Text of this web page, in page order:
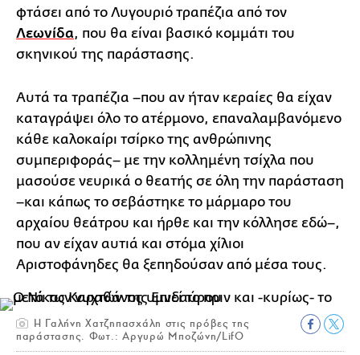
φτάσει από το Λυγουριό τραπέζια από τον
Λεωνίδα, που θα είναι βασικό κομμάτι του
σκηνικού της παράστασης.
Αυτά τα τραπέζια –που αν ήταν κεραίες θα είχαν
καταγράψει όλο το ατέρμονο, επαναλαμβανόμενο
κάθε καλοκαίρι τσίρκο της ανθρώπινης
συμπεριφοράς– με την κολλημένη τσίχλα που
μασούσε νευρικά ο θεατής σε όλη την παράσταση
–και κάπως το σεβάστηκε το μάρμαρο του
αρχαίου θεάτρου και ήρθε και την κόλλησε εδώ–,
που αν είχαν αυτιά και στόμα χίλιοι
Αριστοφάνηδες θα ξεπηδούσαν από μέσα τους.
Η Γαλήνη Χατζηπασχάλη στις πρόβες της
παράστασης. Φωτ.: Αργυρώ Μποζώνη/LifO